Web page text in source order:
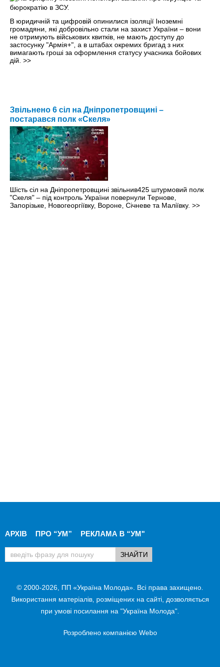
В юридичній та цифровій опинилися ізоляції Іноземні
громадяни, які добровільно стали на захист України – вони
не отримують військових квитків, не мають доступу до
застосунку "Армія+", а в штабах окремих бригад з них
вимагають гроші за оформлення статусу учасника бойових
дій. >>
Звільнено 6 сіл на Дніпропетровщині –
постарався полк «Скеля»
Шість сіл на Дніпропетровщині звільнив425 штурмовий полк
"Скеля" – під контроль України повернули Тернове,
Запорізьке, Новогеоргіївку, Вороне, Січневе та Маліївку. >>
АРХІВ ПРО “УМ” РЕКЛАМА В “УМ"
© 2000-2026, ПП «Україна Молода». Всі права захищено.
Використання матеріалів, розміщених на сайті, дозволяється
при умові посилання на "Україна Молода".
Розроблено компанією Webo